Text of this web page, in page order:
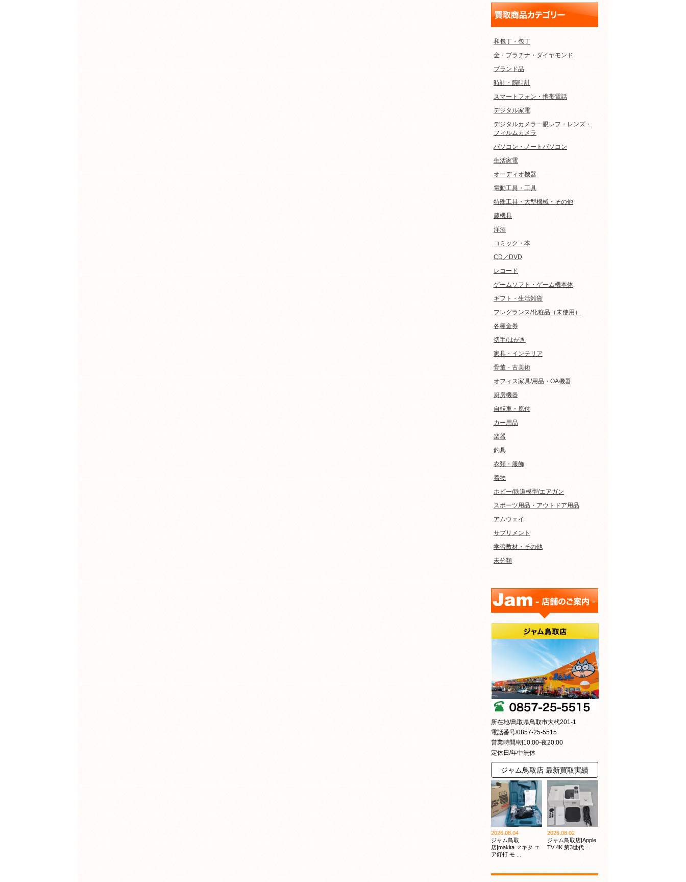
和包丁・包丁
金・プラチナ・ダイヤモンド
ブランド品
時計・腕時計
スマートフォン・携帯電話
デジタル家電
デジタルカメラ一眼レフ・レンズ・
フィルムカメラ
パソコン・ノートパソコン
生活家電
オーディオ機器
電動工具・工具
特殊工具・大型機械・その他
農機具
洋酒
コミック・本
CD／DVD
レコード
ゲームソフト・ゲーム機本体
ギフト・生活雑貨
フレグランス/化粧品（未使用）
各種金券
切手/はがき
家具・インテリア
骨董・古美術
オフィス家具/用品・OA機器
厨房機器
自転車・原付
カー用品
楽器
釣具
衣類・服飾
着物
ホビー/鉄道模型/エアガン
スポーツ用品・アウトドア用品
アムウェイ
サプリメント
学習教材・その他
未分類
所在地/鳥取県鳥取市大杙201-1
電話番号/0857-25-5515
営業時間/朝10:00-夜20:00
定休日/年中無休
ジャム鳥取店 最新買取実績
2026.08.04
ジャム鳥取
店|makita マキタ エ
ア釘打 モ ...
2026.08.02
ジャム鳥取店|Apple
TV 4K 第3世代 ...